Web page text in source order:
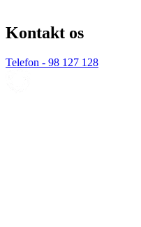
Kontakt os
Telefon - 98 127 128